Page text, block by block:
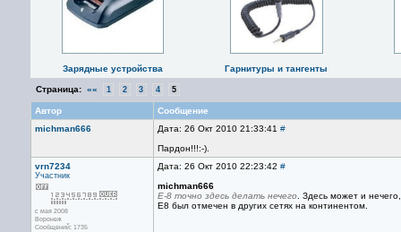
Зарядные устройства Гарнитуры и тангенты
Страница: «« 1 2 3 4 5
Автор
Сообщение
michman666
Дата: 26 Окт 2010 21:33:41 #
Пардон!!!:-).
vrn7234
Участник
с мая 2008
Воронеж
Сообщений: 1735
Дата: 26 Окт 2010 22:23:42 #
michman666
Е-8 точно здесь делать нечего . Здесь может и
Е8 был отмечен в других сетях на континентом.